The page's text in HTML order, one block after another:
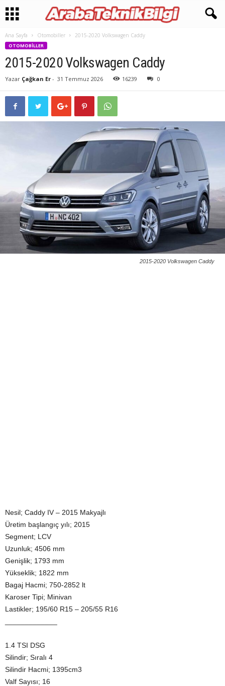
Ana Sayfa Otomobiller 2015-2020 Volkswagen Caddy
OTOMOBILLER
2015-2020 Volkswagen Caddy
Yazar Çağkan Er - 31 Temmuz 2026 16239 0
2015-2020 Volkswagen Caddy
Nesil; Caddy IV – 2015 Makyajlı
Üretim başlangıç yılı; 2015
Segment; LCV
Uzunluk; 4506 mm
Genişlik; 1793 mm
Yükseklik; 1822 mm
Bagaj Hacmi; 750-2852 lt
Karoser Tipi; Minivan
Lastikler; 195/60 R15 – 205/55 R16
1.4 TSI DSG
Silindir; Sıralı 4
Silindir Hacmi; 1395cm3
Valf Sayısı; 16